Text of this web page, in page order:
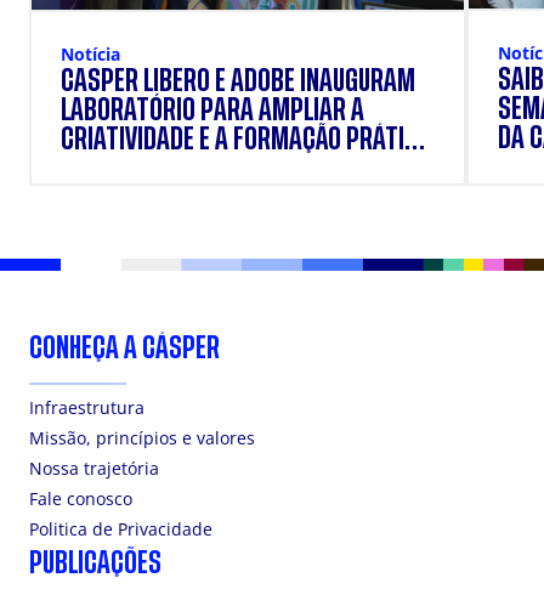
Notícia
CÁSPER LÍBERO E ADOBE INAUGURAM
LABORATÓRIO PARA AMPLIAR A
CRIATIVIDADE E A FORMAÇÃO PRÁTICA
DA
CONHEÇA A CÁSPER
Infraestrutura
Missão, princípios e valores
Nossa trajetória
Fale conosco
Politica de Privacidade
PUBLICAÇÕES